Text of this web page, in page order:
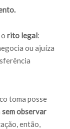
rito legal:
ou ajuíza
toma posse
sem observar
então,